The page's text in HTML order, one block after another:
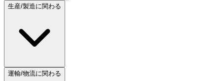
生産/製造に関わる
運輸/物流に関わる